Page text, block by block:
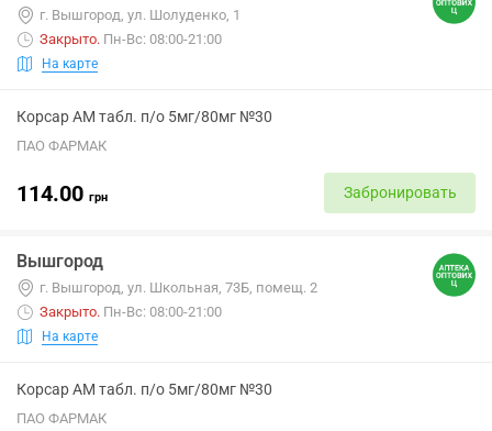
г. Вышгород, ул. Шолуденко, 1
Закрыто. Пн-Вс: 08:00-21:00
На карте
Корсар АМ табл. п/о 5мг/80мг №30
ПАО ФАРМАК
114.00 грн Забронировать
Вышгород
г. Вышгород, ул. Школьная, 73Б, помещ. 2
Закрыто. Пн-Вс: 08:00-21:00
На карте
Корсар АМ табл. п/о 5мг/80мг №30
ПАО ФАРМАК